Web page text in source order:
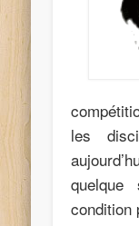
les
condition